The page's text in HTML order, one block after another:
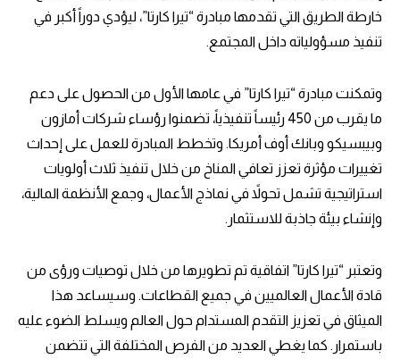
خارطة الطريق التي تقدمها مبادرة “تيرا كارتا”، ليؤدي دوراً أكبر في
تنفيذ مسؤولياته داخل المجتمع.
وتمكنت مبادرة “تيرا كارتا” في عامها الأول من الحصول على دعم
ما يقرب من 450 رئيساً تنفيذياً، تضمنوا رؤساء شركات أمازون
وبيبسيكو وبانك أوف أمريكا. وتخطط المبادرة للعمل على إحداث
تغييرات مؤثرة تعزز تعافي المناخ من خلال تنفيذ ثلاث أولويات
استراتيجية تشمل تحولاً في نماذج الأعمال، وجمع الأنظمة المالية،
وإنشاء بيئة جاذبة للاستثمار.
وتعتبر “تيرا كارتا” اتفاقية تم تطويرها من خلال توصيات ورؤى من
قادة الأعمال العالميين في جميع القطاعات. وسيساعد هذا
الميثاق في تعزيز التقدم المستدام حول العالم ويسلط الضوء عليه
باستمرار. كما يغطي العديد من الفرص المختلفة التي تتضمن